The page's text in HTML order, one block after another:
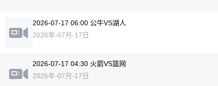
2026-07-17 06:00 公牛VS湖人
2026年-07月-17日
2026-07-17 04:30 火箭VS篮网
2026年-07月-17日